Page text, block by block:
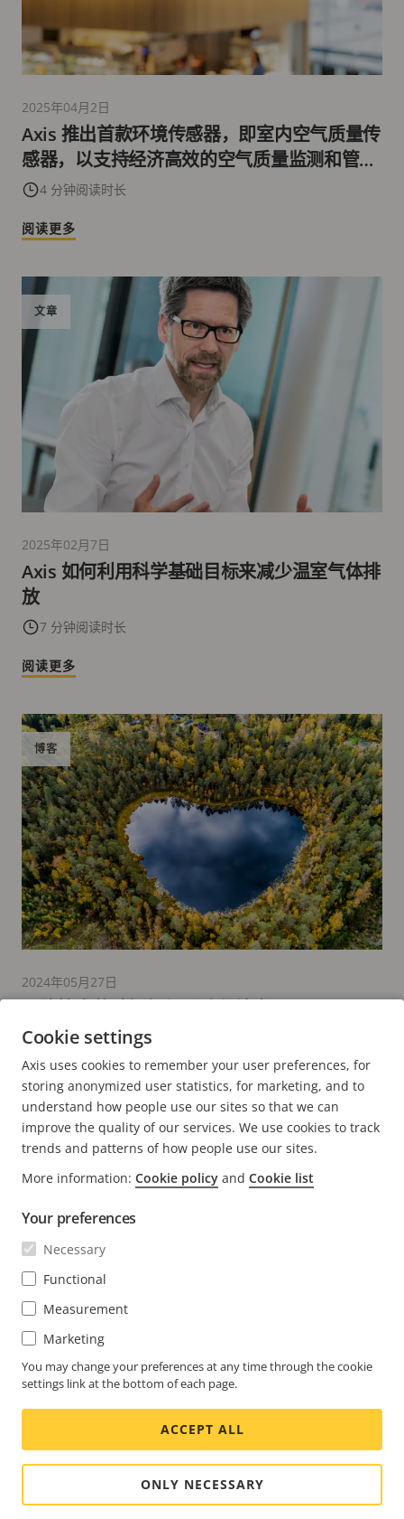
Axis 推出首款环境传感器，即室内空气质量传
感器，以支持经济高效的空气质量监测和管
理，包括侦测电子烟和吸烟情况
4 分钟阅读时长
2025年04月2日
阅读更多
Axis 如何利用科学基础目标来减少温室气体排
放
7 分钟阅读时长
文章
2025年02月7日
阅读更多
9 分钟阅读时长
博客
2024年05月27日
阅读更多
Contact us
Experience Center
NEWS & STORIES
Life at Axis
Engineering at Axis
SUBSCRIBE
Subscribe to newsletter
Subscribe to Axis security notification emails
CHINA / 简体中文 新闻阅览室
Social
Media
Facebook
Linkedin
Youtube
X
(Twitter)
Instagram
Cookie settings 重要说明
Cookie settings
Axis uses cookies to remember your user preferences, for
storing anonymized user statistics, for marketing, and to
understand how people use our sites so that we can
improve the quality of our services. We use cookies to track
trends and patterns of how people use our sites.
More information: Cookie policy and Cookie list
Your preferences
Necessary
Functional
Measurement
Marketing
You may change your preferences at any time through the cookie
settings link at the bottom of each page.
ACCEPT ALL
ONLY NECESSARY